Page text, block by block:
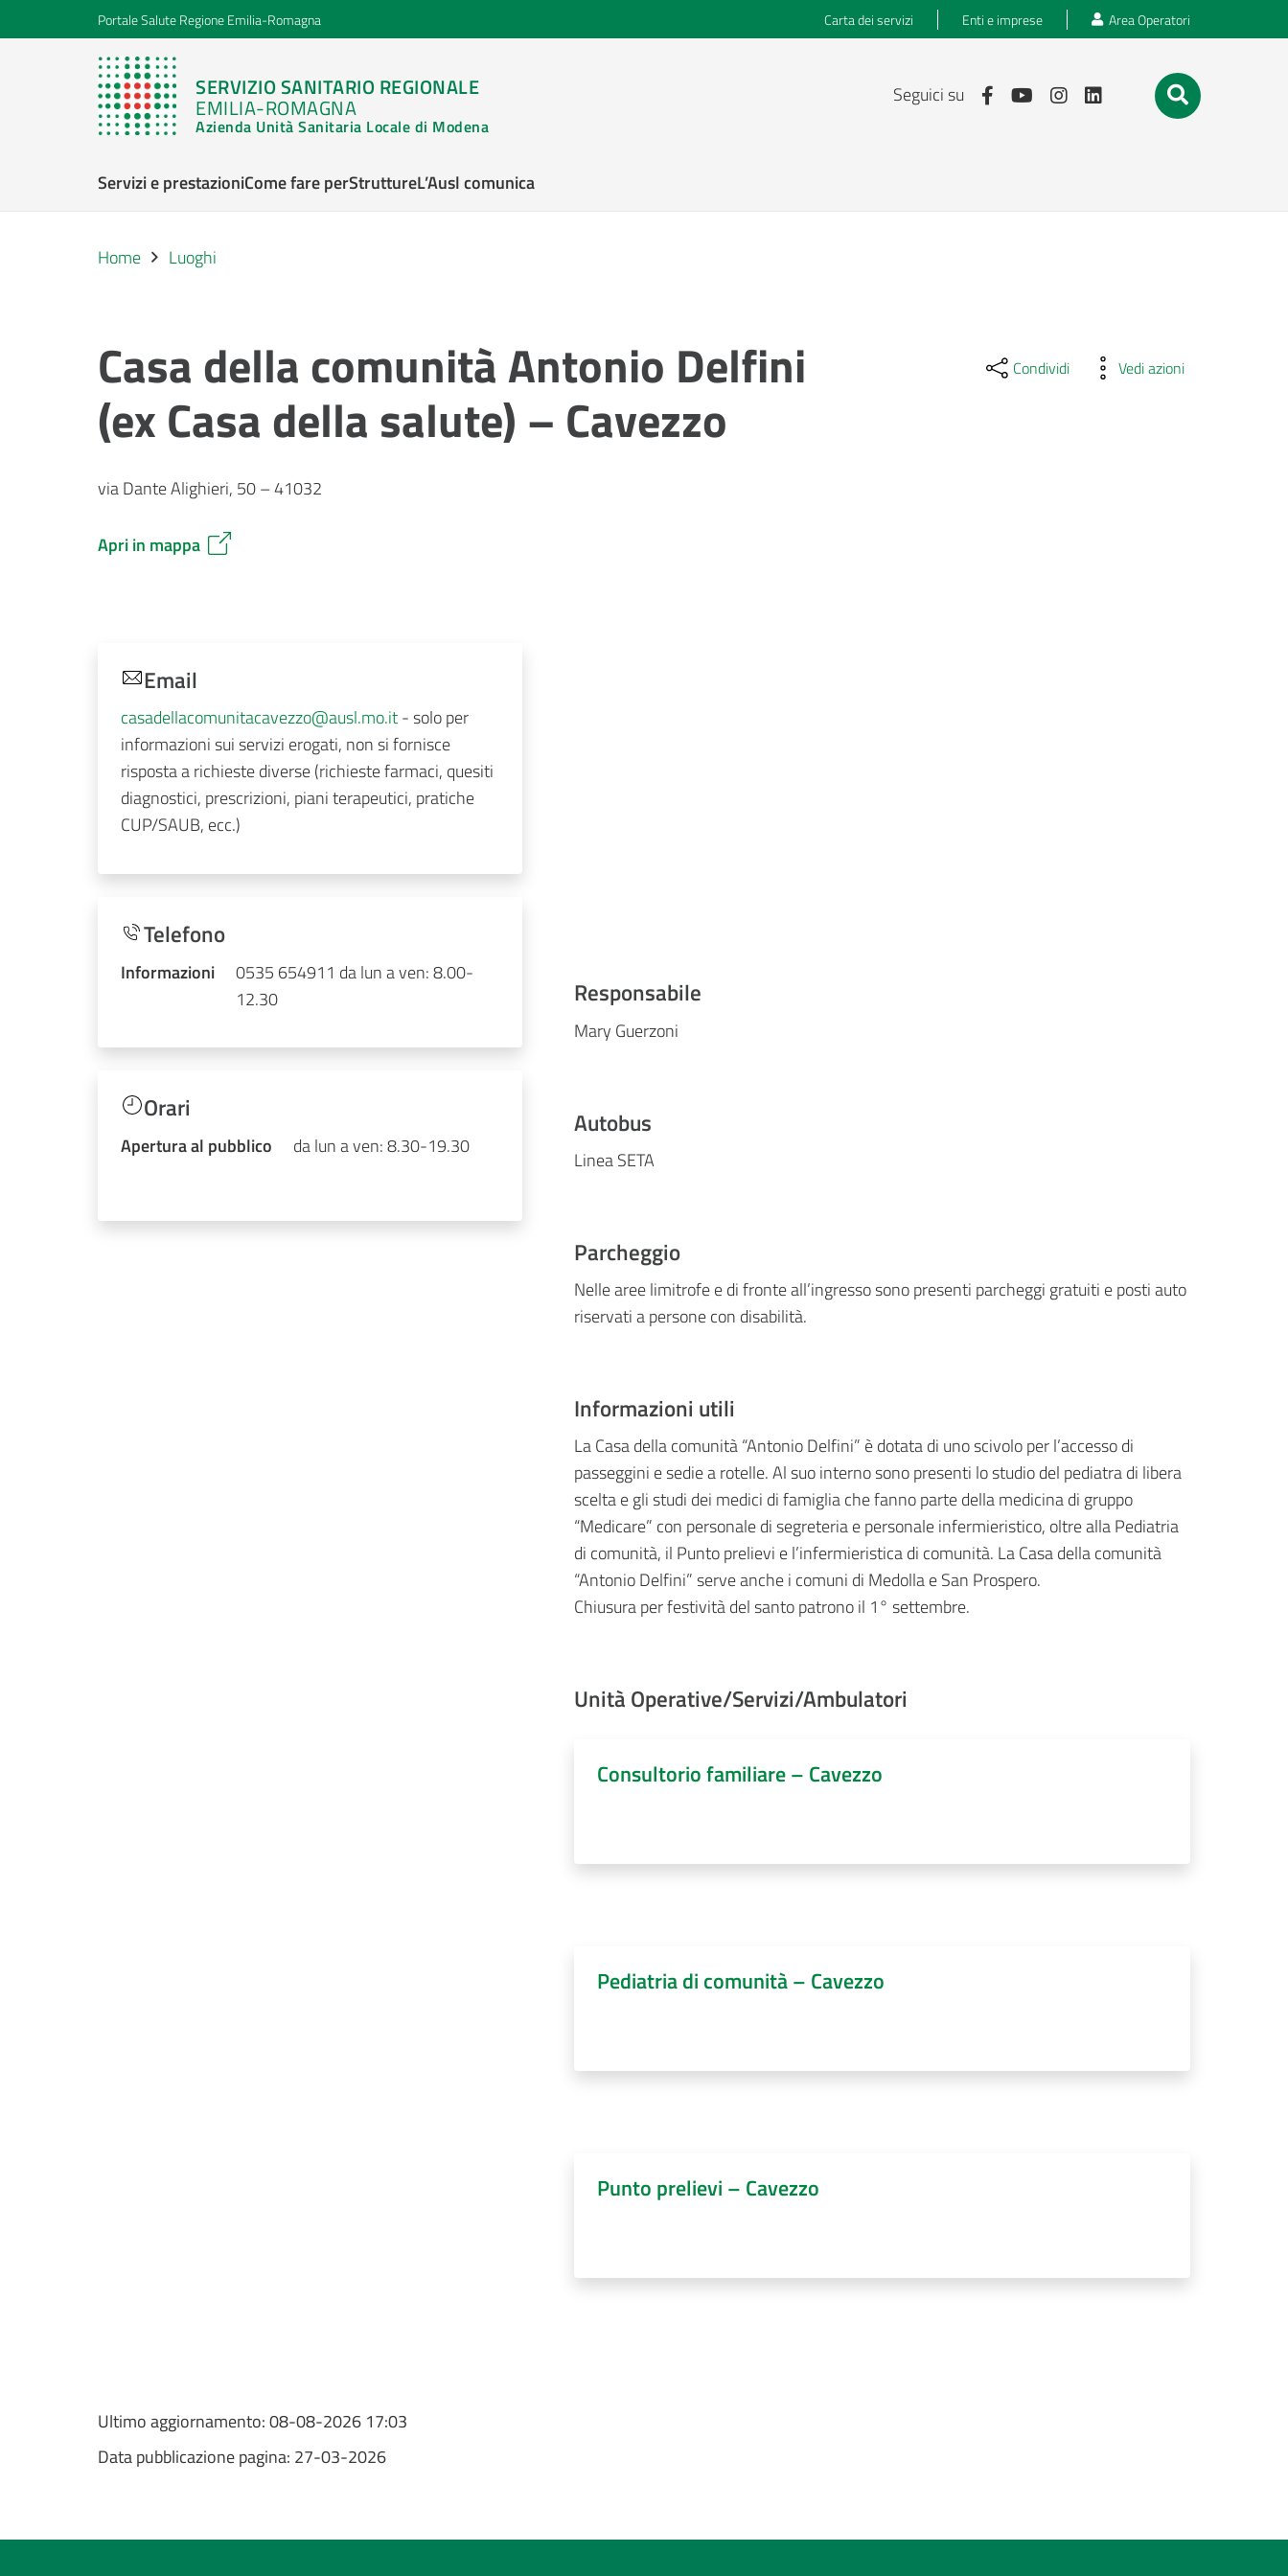
Portale Salute Regione Emilia-Romagna Carta dei servizi Enti e imprese Area Operatori
SERVIZIO SANITARIO REGIONALE
EMILIA-ROMAGNA
Azienda Unità Sanitaria Locale di Modena
Seguici su
Servizi e prestazioniCome fare perStruttureL’Ausl comunica
Home Luoghi
Casa della comunità Antonio Delfini
(ex Casa della salute) – Cavezzo
via Dante Alighieri, 50 – 41032
Apri in mappa
Condividi Vedi azioni
Email
casadellacomunitacavezzo@ausl.mo.it- solo per
informazioni sui servizi erogati, non si fornisce
risposta a richieste diverse (richieste farmaci, quesiti
diagnostici, prescrizioni, piani terapeutici, pratiche
CUP/SAUB, ecc.)
Telefono
Informazioni
0535 654911 da lun a ven: 8.00-
12.30
Orari
Apertura al pubblico da lun a ven: 8.30-19.30
Responsabile
Mary Guerzoni
Autobus
Linea SETA
Parcheggio
Nelle aree limitrofe e di fronte all’ingresso sono presenti parcheggi gratuiti e posti auto
riservati a persone con disabilità.
Informazioni utili
La Casa della comunità “Antonio Delfini” è dotata di uno scivolo per l’accesso di
passeggini e sedie a rotelle. Al suo interno sono presenti lo studio del pediatra di libera
scelta e gli studi dei medici di famiglia che fanno parte della medicina di gruppo
“Medicare” con personale di segreteria e personale infermieristico, oltre alla Pediatria
di comunità, il Punto prelievi e l’infermieristica di comunità. La Casa della comunità
“Antonio Delfini” serve anche i comuni di Medolla e San Prospero.
Chiusura per festività del santo patrono il 1° settembre.
Unità Operative/Servizi/Ambulatori
Consultorio familiare – Cavezzo
Pediatria di comunità – Cavezzo
Punto prelievi – Cavezzo
Ultimo aggiornamento:08-08-2026 17:03
Data pubblicazione pagina: 27-03-2026